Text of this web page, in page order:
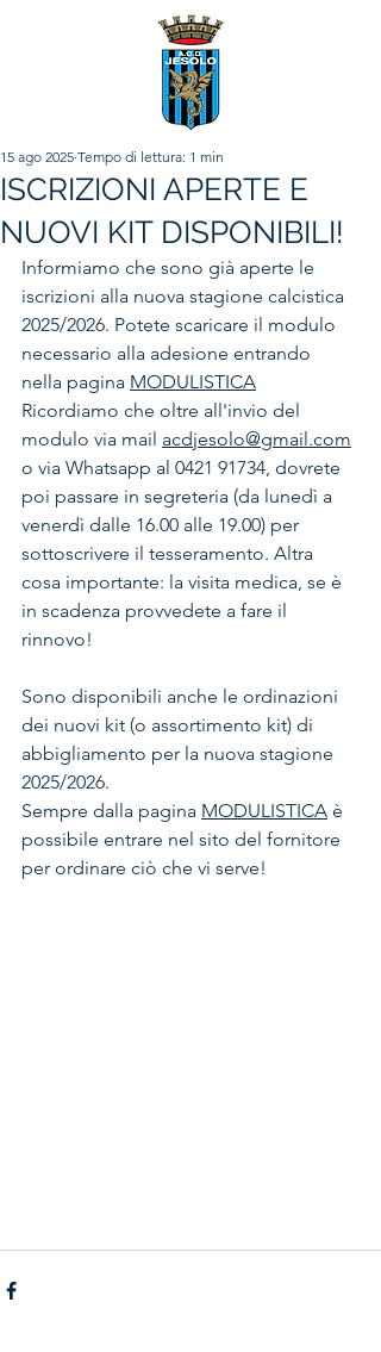
ISCRIZIONI APERTE E
NUOVI KIT DISPONIBILI!
15 ago 2025 Tempo di lettura: 1 min
Informiamo che sono già aperte le
iscrizioni alla nuova stagione calcistica
2025/2026. Potete scaricare il modulo
necessario alla adesione entrando
nella pagina MODULISTICA
Ricordiamo che oltre all'invio del
modulo via mail acdjesolo@gmail.com
o via Whatsapp al 0421 91734, dovrete
poi passare in segreteria (da lunedì a
venerdì dalle 16.00 alle 19.00) per
sottoscrivere il tesseramento. Altra
cosa importante: la visita medica, se è
in scadenza provvedete a fare il
rinnovo!
Sono disponibili anche le ordinazioni
dei nuovi kit (o assortimento kit) di
abbigliamento per la nuova stagione
2025/2026.
Sempre dalla pagina MODULISTICA è
possibile entrare nel sito del fornitore
per ordinare ciò che vi serve!